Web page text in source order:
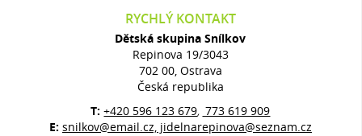
RYCHLÝ KONTAKT
Dětská skupina Snílkov
Repinova 19/3043
702 00, Ostrava
Česká republika
T:+420 596 123 679, 773 619 909
E: snilkov@email.cz, jidelnarepinova@seznam.cz